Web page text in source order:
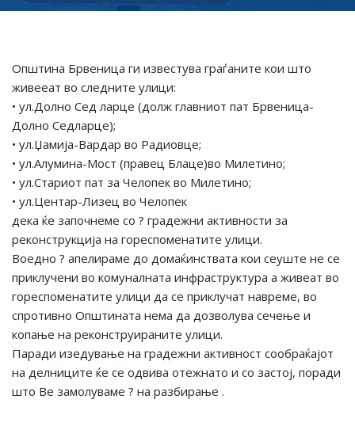
Општина Брвеница ги известува граѓаните кои што
живееат во следните улици:
• ул.Долно Сед ларце (долж главниот пат Брвеница-
Долно Седларце);
• ул.Џамија-Вардар во Радиовце;
• ул.Алумина-Мост (правец Блаце)во Милетино;
• ул.Стариот пат за Челопек во Милетино;
• ул.Центар-Лизец во Челопек
дека ќе започнеме со ? градежни активности за
реконструкција на гореспоменатите улици.
Воедно ? апелираме до домаќинствата кои сеуште не се
приклучени во комуналната инфраструктура а живеат во
гореспоменатите улици да се приклучат навреме, во
спротивно Општината нема да дозволува сечење и
копање на реконструираните улици.
Паради изедување на градежни активност сообраќајот
на делниците ќе се одвива отежнато и со застој, поради
што Ве замолуваме ? на разбирање .